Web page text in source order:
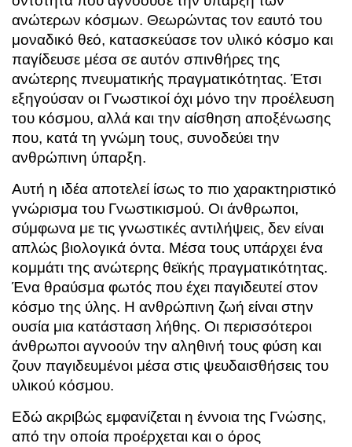
ανώτερων κόσμων. Θεωρώντας τον εαυτό του
μοναδικό θεό, κατασκεύασε τον υλικό κόσμο και
παγίδευσε μέσα σε αυτόν σπινθήρες της
ανώτερης πνευματικής πραγματικότητας. Έτσι
εξηγούσαν οι Γνωστικοί όχι μόνο την προέλευση
του κόσμου, αλλά και την αίσθηση αποξένωσης
που, κατά τη γνώμη τους, συνοδεύει την
ανθρώπινη ύπαρξη.
Αυτή η ιδέα αποτελεί ίσως το πιο χαρακτηριστικό
γνώρισμα του Γνωστικισμού. Οι άνθρωποι,
σύμφωνα με τις γνωστικές αντιλήψεις, δεν είναι
απλώς βιολογικά όντα. Μέσα τους υπάρχει ένα
κομμάτι της ανώτερης θεϊκής πραγματικότητας.
Ένα θραύσμα φωτός που έχει παγιδευτεί στον
κόσμο της ύλης. Η ανθρώπινη ζωή είναι στην
ουσία μια κατάσταση λήθης. Οι περισσότεροι
άνθρωποι αγνοούν την αληθινή τους φύση και
ζουν παγιδευμένοι μέσα στις ψευδαισθήσεις του
υλικού κόσμου.
Εδώ ακριβώς εμφανίζεται η έννοια της Γνώσης,
από την οποία προέρχεται και ο όρος